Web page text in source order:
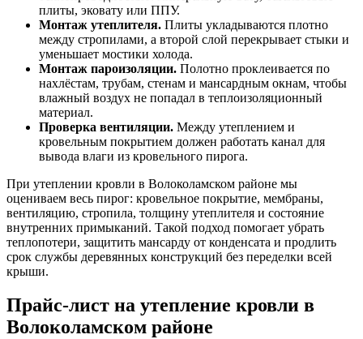
плиты, эковату или ППУ.
Монтаж утеплителя. Плиты укладываются плотно
между стропилами, а второй слой перекрывает стыки и
уменьшает мостики холода.
Монтаж пароизоляции. Полотно проклеивается по
нахлёстам, трубам, стенам и мансардным окнам, чтобы
влажный воздух не попадал в теплоизоляционный
материал.
Проверка вентиляции. Между утеплением и
кровельным покрытием должен работать канал для
вывода влаги из кровельного пирога.
При утеплении кровли в Волоколамском районе мы
оцениваем весь пирог: кровельное покрытие, мембраны,
вентиляцию, стропила, толщину утеплителя и состояние
внутренних примыканий. Такой подход помогает убрать
теплопотери, защитить мансарду от конденсата и продлить
срок службы деревянных конструкций без переделки всей
крыши.
Прайс-лист на утепление кровли в
Волоколамском районе